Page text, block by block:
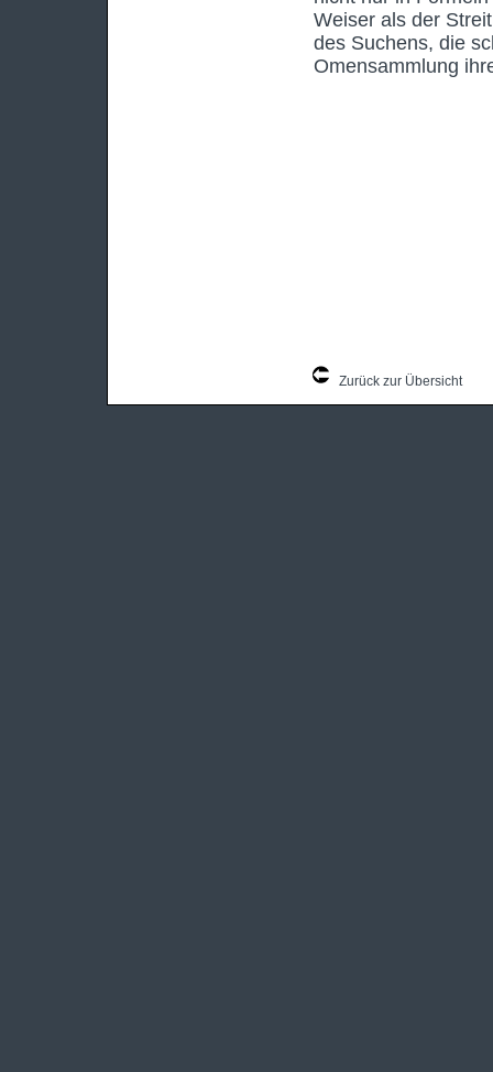
Weiser als der
des Suchens, die
Omensammlung
Zurück zur Übersicht